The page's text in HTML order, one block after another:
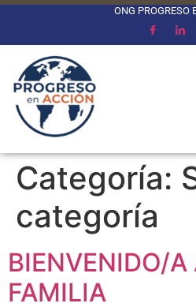
ONG PROGRESO
Categoría:
categoría
BIENVENIDO/A
FAMILIA